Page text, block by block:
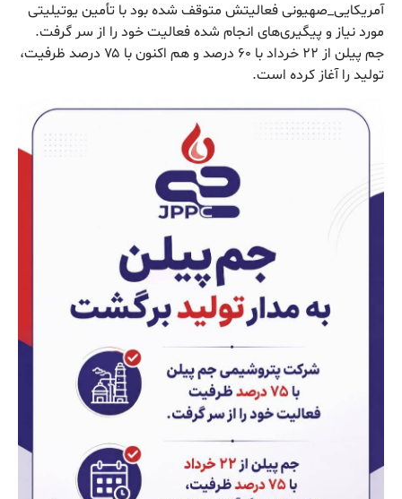
آمریکایی_صهیونی فعالیتش متوقف شده بود با تأمین یوتیلیتی
مورد نیاز و پیگیری‌های انجام شده فعالیت خود را از سر گرفت.
جم پیلن از ۲۲ خرداد با ۶۰ درصد و هم اکنون با ۷۵ درصد ظرفیت،
تولید را آغاز کرده است.